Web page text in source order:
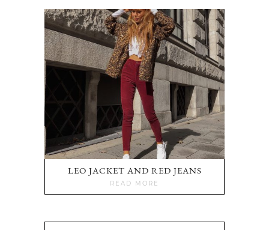
LEO JACKET AND RED JEANS
READ MORE